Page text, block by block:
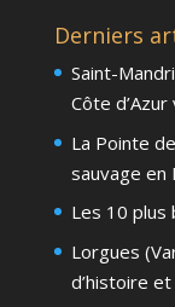
Derniers
Saint-
Côte
La Pointe
sauvage en
Les 10 plus
Lorgues
d’histoire